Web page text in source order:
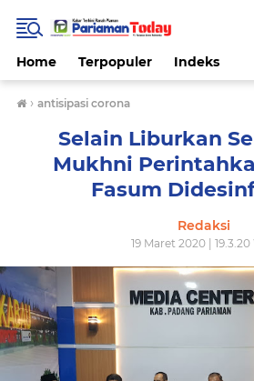
Home Terpopuler Indeks
› antisipasi corona
Selain Liburkan
Mukhni
Fasum
Redaksi
19 Maret 2020 |